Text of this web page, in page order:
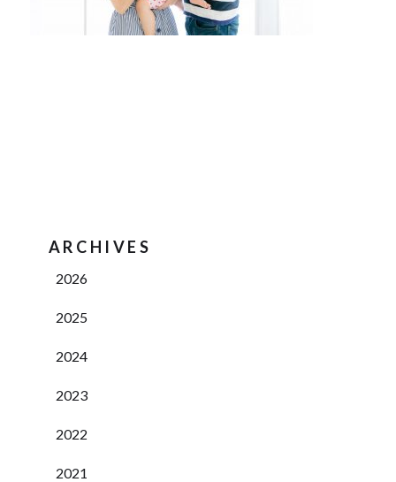
ARCHIVES
2026
2025
2024
2023
2022
2021